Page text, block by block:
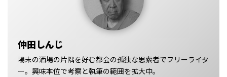
仲田しんじ
場末の酒場の片隅を好む都会の孤独な思索者でフリーライタ
ー。興味本位で考察と執筆の範囲を拡大中。